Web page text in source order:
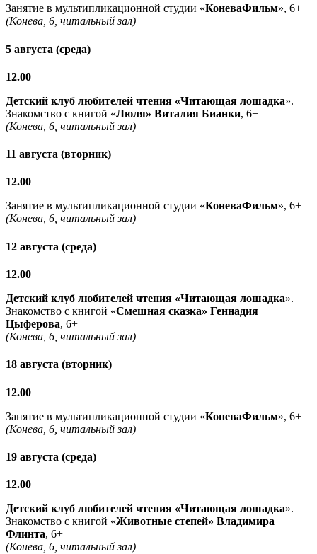
Занятие в мультипликационной студии «КоневаФильм», 6+
(Конева, 6, читальный зал)
5 августа (среда)
12.00
Детский клуб любителей чтения «Читающая лошадка».
Знакомство с книгой «Люля» Виталия Бианки, 6+
(Конева, 6, читальный зал)
11 августа (вторник)
12.00
Занятие в мультипликационной студии «КоневаФильм», 6+
(Конева, 6, читальный зал)
12 августа (среда)
12.00
Детский клуб любителей чтения «Читающая лошадка».
Знакомство с книгой «Смешная сказка» Геннадия
Цыферова, 6+
(Конева, 6, читальный зал)
18 августа (вторник)
12.00
Занятие в мультипликационной студии «КоневаФильм», 6+
(Конева, 6, читальный зал)
19 августа (среда)
12.00
Детский клуб любителей чтения «Читающая лошадка».
Знакомство с книгой «Животные степей» Владимира
Флинта, 6+
(Конева, 6, читальный зал)